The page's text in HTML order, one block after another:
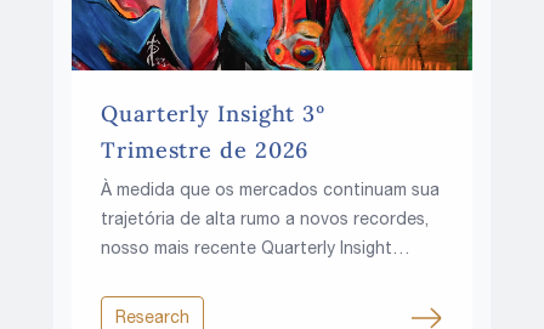
Quarterly Insight 3º
Trimestre de 2026
À medida que os mercados continuam sua
trajetória de alta rumo a novos recordes,
nosso mais recente Quarterly Insight
ascensão pode continuar em um mundo
Research